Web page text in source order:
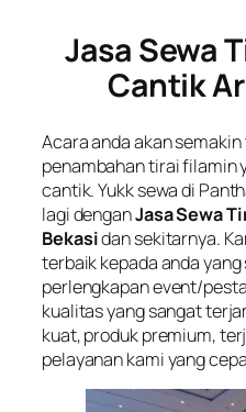
Jasa Sewa
Cantik
Acara anda akan
penambahan tirai filamin
cantik. Yukk sewa di
lagi denganJasa Sewa
Bekasidan sekitarnya.
terbaik kepada anda
perlengkapan event/
kualitas yang sangat
kuat, produk premium,
pelayanan kami yang